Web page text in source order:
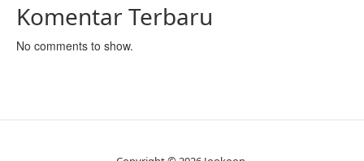
Komentar Terbaru
No comments to show.